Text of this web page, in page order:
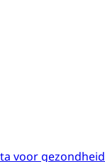
voor gezondheid